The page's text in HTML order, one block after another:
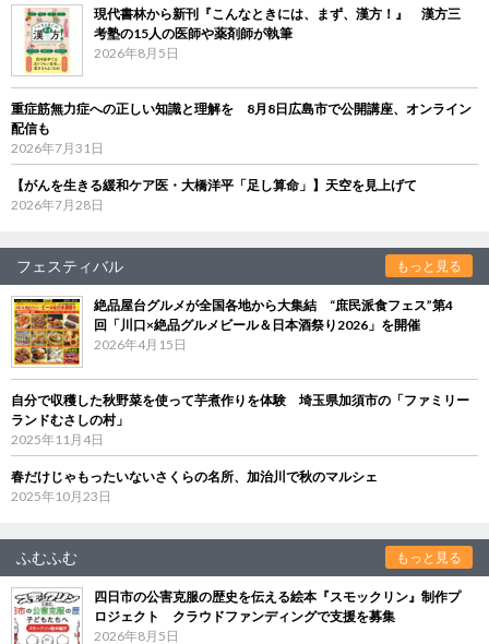
現代書林から新刊『こんなときには、まず、漢方！』 漢方三
考塾の15人の医師や薬剤師が執筆
2026年8月5日
重症筋無力症への正しい知識と理解を 8月8日広島市で公開講座、オンライン
配信も
2026年7月31日
【がんを生きる緩和ケア医・大橋洋平「足し算命」】天空を見上げて
2026年7月28日
フェスティバル もっと見る
絶品屋台グルメが全国各地から大集結 “庶民派食フェス”第4
回「川口×絶品グルメビール＆日本酒祭り2026」を開催
2026年4月15日
自分で収穫した秋野菜を使って芋煮作りを体験 埼玉県加須市の「ファミリー
ランドむさしの村」
2025年11月4日
春だけじゃもったいないさくらの名所、加治川で秋のマルシェ
2025年10月23日
ふむふむ もっと見る
四日市の公害克服の歴史を伝える絵本『スモックリン』制作プ
ロジェクト クラウドファンディングで支援を募集
2026年8月5日